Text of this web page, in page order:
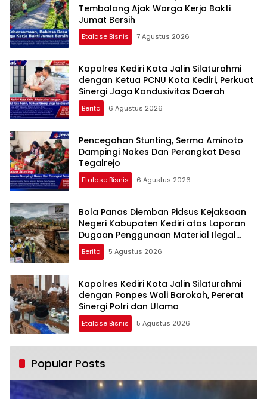
Tembalang Ajak Warga Kerja Bakti
Jumat Bersih
Etalase Bisnis 7 Agustus 2026
Kapolres Kediri Kota Jalin Silaturahmi
dengan Ketua PCNU Kota Kediri, Perkuat
Sinergi Jaga Kondusivitas Daerah
Berita 6 Agustus 2026
Pencegahan Stunting, Serma Aminoto
Dampingi Nakes Dan Perangkat Desa
Tegalrejo
Etalase Bisnis 6 Agustus 2026
Bola Panas Diemban Pidsus Kejaksaan
Negeri Kabupaten Kediri atas Laporan
Dugaan Penggunaan Material Ilegal
Proyek Tol Kediri Oleh PT. HASTARI JAYA
SENTOSA
Berita 5 Agustus 2026
Kapolres Kediri Kota Jalin Silaturahmi
dengan Ponpes Wali Barokah, Pererat
Sinergi Polri dan Ulama
Etalase Bisnis 5 Agustus 2026
Popular Posts